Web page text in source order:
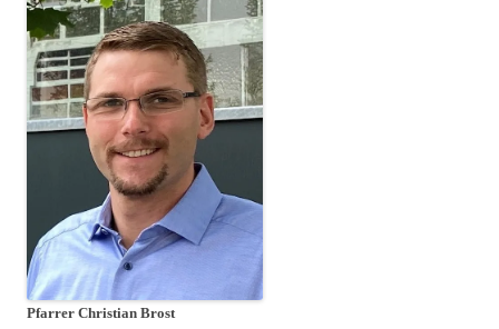
Pfarrer Christian Brost